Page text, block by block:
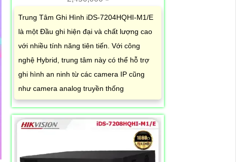
Trung Tâm Ghi Hình iDS-7204HQHI-M1/E
là một Đầu ghi hiện đại và chất lượng cao
với nhiều tính năng tiên tiến. Với công
nghệ Hybrid, trung tâm này có thể hỗ trợ
ghi hình an ninh từ các camera IP cũng
như camera analog truyền thống